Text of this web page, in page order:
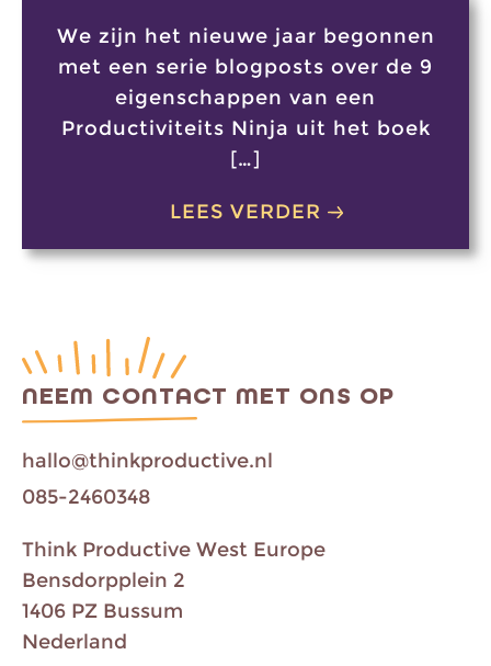
We zijn het nieuwe jaar begonnen
met een serie blogposts over de 9
eigenschappen van een
Productiviteits Ninja uit het boek
[…]
LEES VERDER
NEEM CONTACT MET ONS OP
hallo@thinkproductive.nl
085-2460348
Think Productive West Europe
Bensdorpplein 2
1406 PZ Bussum
Nederland